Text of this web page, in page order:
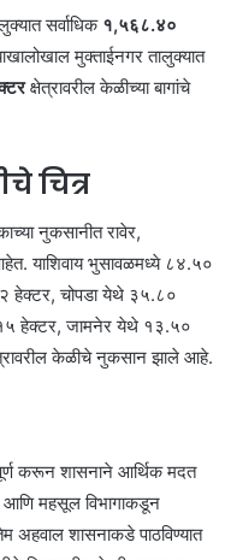
सर्वाधिक १,५६८.४०
मुक्ताईनगर तालुक्यात
क्षेत्रावरील केळीच्या बागांचे
चित्र
नुकसानीत रावेर,
याशिवाय भुसावळमध्ये ८४.५०
हेक्टर, चोपडा येथे ३५.८०
हेक्टर, जामनेर येथे १३.५०
केळीचे नुकसान झाले आहे.
करून शासनाने आर्थिक मदत
आणि महसूल विभागाकडून
शासनाकडे पाठविण्यात